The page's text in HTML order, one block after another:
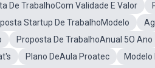
De TrabalhoCom Validade E Valor
Startup De TrabalhoModelo
Proposta De TrabalhoAnual 5O Ano
Plano DeAula Proatec
Modelo